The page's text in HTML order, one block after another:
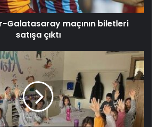
Galatasaray maçının biletleri
satışa çıktı